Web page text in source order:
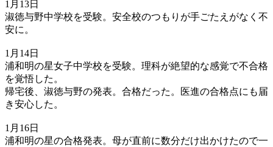
1月13日
淑徳与野中学校を受験。安全校のつもりが手ごたえがなく不
安に。
1月14日
浦和明の星女子中学校を受験。理科が絶望的な感覚で不合格
を覚悟した。
帰宅後、淑徳与野の発表。合格だった。医進の合格点にも届
き安心した。
1月16日
浦和明の星の合格発表。母が直前に数分だけ出かけたので一